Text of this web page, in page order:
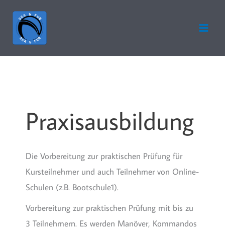
Inhalt
springen
Praxisausbildung
Die Vorbereitung zur praktischen Prüfung für
Kursteilnehmer und auch Teilnehmer von Online-
Schulen (z.B. Bootschule1).
Vorbereitung zur praktischen Prüfung mit bis zu
3 Teilnehmern. Es werden Manöver, Kommandos